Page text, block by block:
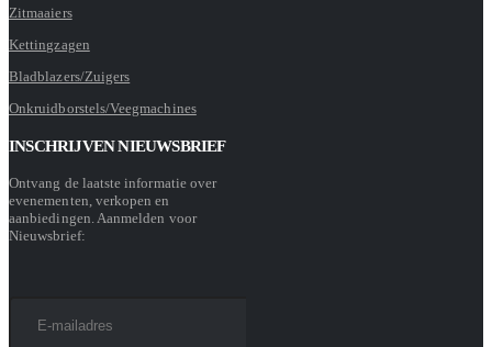
Zitmaaiers
Kettingzagen
Bladblazers/Zuigers
Onkruidborstels/Veegmachines
INSCHRIJVEN NIEUWSBRIEF
Ontvang de laatste informatie over
evenementen, verkopen en
aanbiedingen. Aanmelden voor
Nieuwsbrief: